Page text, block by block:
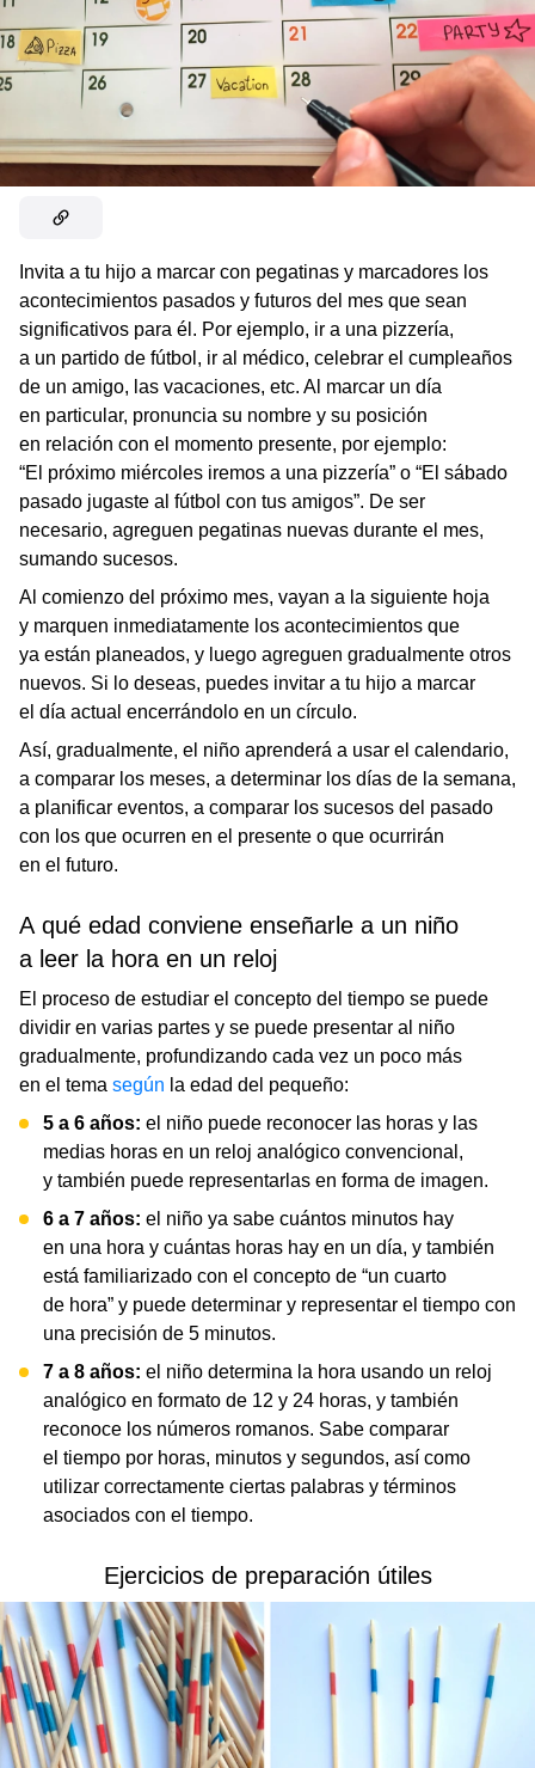
Invita a tu hijo a marcar con pegatinas y marcadores los
acontecimientos pasados ​​y futuros del mes que sean
significativos para él. Por ejemplo, ir a una pizzería,
a un partido de fútbol, ​​ir al médico, celebrar el cumpleaños
de un amigo, las vacaciones, etc. Al marcar un día
en particular, pronuncia su nombre y su posición
en relación con el momento presente, por ejemplo:
“El próximo miércoles iremos a una pizzería” o “El sábado
pasado jugaste al fútbol con tus amigos”. De ser
necesario, agreguen pegatinas nuevas durante el mes,
sumando sucesos.
Al comienzo del próximo mes, vayan a la siguiente hoja
y marquen inmediatamente los acontecimientos que
ya están planeados, y luego agreguen gradualmente otros
nuevos. Si lo deseas, puedes invitar a tu hijo a marcar
el día actual encerrándolo en un círculo.
Así, gradualmente, el niño aprenderá a usar el calendario,
a comparar los meses, a determinar los días de la semana,
a planificar eventos, a comparar los sucesos del pasado
con los que ocurren en el presente o que ocurrirán
en el futuro.
A qué edad conviene enseñarle a un niño
a leer la hora en un reloj
El proceso de estudiar el concepto del tiempo se puede
dividir en varias partes y se puede presentar al niño
gradualmente, profundizando cada vez un poco más
en el tema según la edad del pequeño:
5 a 6 años: el niño puede reconocer las horas y las
medias horas en un reloj analógico convencional,
y también puede representarlas en forma de imagen.
6 a 7 años: el niño ya sabe cuántos minutos hay
en una hora y cuántas horas hay en un día, y también
está familiarizado con el concepto de “un cuarto
de hora” y puede determinar y representar el tiempo con
una precisión de 5 minutos.
7 a 8 años: el niño determina la hora usando un reloj
analógico en formato de 12 y 24 horas, y también
reconoce los números romanos. Sabe comparar
el tiempo por horas, minutos y segundos, así como
utilizar correctamente ciertas palabras y términos
asociados con el tiempo.
Ejercicios de preparación útiles